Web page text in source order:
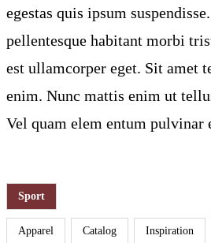
egestas quis ipsum
pellentesque habitant morbi
est ullamcorper eget. Sit amet
enim. Nunc mattis enim ut
Vel quam elem entum pulvinar
Sport
Apparel Catalog Inspiration